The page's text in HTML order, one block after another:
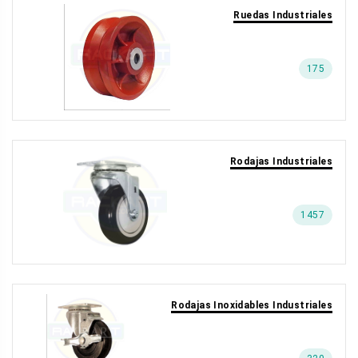
Ruedas Industriales
175
Rodajas Industriales
1457
Rodajas Inoxidables Industriales